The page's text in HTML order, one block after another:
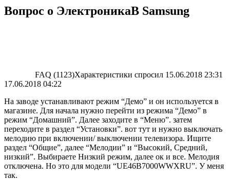
Вопрос о ЭлектроникаВ Samsung
FAQ (1123)Характеристики спросил 15.06.2018 23:31
17.06.2018 04:22
На заводе устанавливают режим “Демо” и он используется в
магазине. Для начала нужно перейти из режима “Демо” в
режим “Домашний”. Далее заходите в “Меню”. затем
переходите в раздел “Установки”. вот тут и нужно выключать
мелодию при включении/ выключении телевизора. Ищите
раздел “Общие”, далее “Мелодии” и “Высокий, Средний,
низкий”. Выбираете Низкий режим, далее ок и все. Мелодия
отключена. Но это для модели “UE46B7000WWXRU”. У меня
так.